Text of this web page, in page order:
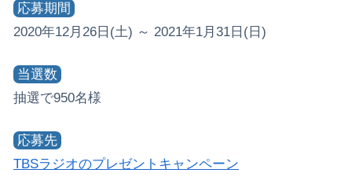
応募期間
2020年12月26日(土) ～ 2021年1月31日(日)
当選数
抽選で950名様
応募先
TBSラジオのプレゼントキャンペーン